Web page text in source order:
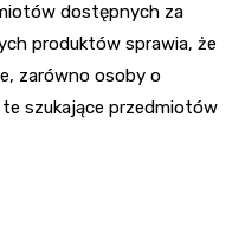
dostępnych za
produktów sprawia, że
zarówno osoby o
szukające przedmiotów